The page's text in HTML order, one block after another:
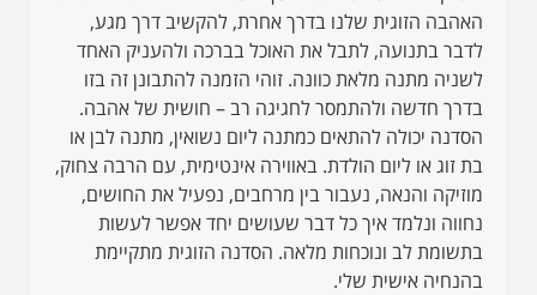
האהבה הזוגית שלנו בדרך אחרת, להקשיב דרך מגע,
לדבר בתנועה, לתבל את האוכל בברכה ולהעניק האחד
לשניה מתנה מלאת כוונה. זוהי הזמנה להתבונן זה בזו
בדרך חדשה ולהתמסר לחגיגה רב – חושית של אהבה.
הסדנה יכולה להתאים כמתנה ליום נשואין, מתנה לבן או
בת זוג או ליום הולדת. באווירה אינטימית, עם הרבה צחוק,
מוזיקה והנאה, נעבור בין מרחבים, נפעיל את החושים,
נחווה ונלמד איך כל דבר שעושים יחד אפשר לעשות
בתשומת לב ונוכחות מלאה. הסדנה הזוגית מתקיימת
בהנחיה אישית שלי.